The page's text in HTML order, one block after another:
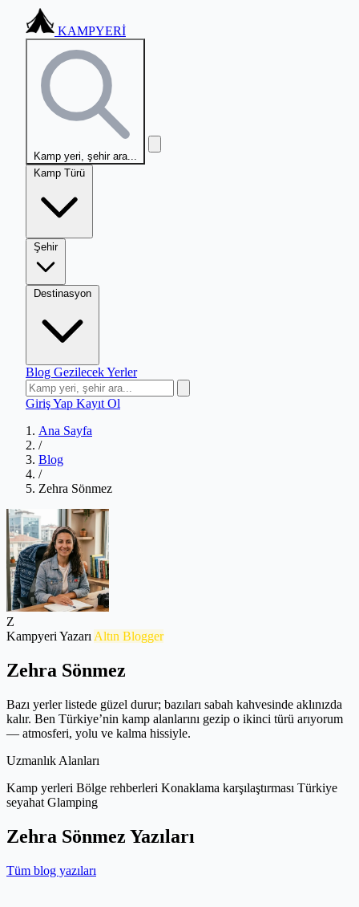
KAMPYERİ
Kamp yeri, şehir ara...
Kamp Türü
Şehir
Destinasyon
Blog Gezilecek Yerler
Giriş Yap Kayıt Ol
Ana Sayfa
/
Blog
/
Zehra Sönmez
Z
Kampyeri Yazarı Altın Blogger
Zehra Sönmez
Bazı yerler listede güzel durur; bazıları sabah kahvesinde aklınızda
kalır. Ben Türkiye’nin kamp alanlarını gezip o ikinci türü arıyorum
— atmosferi, yolu ve kalma hissiyle.
Uzmanlık Alanları
Kamp yerleri Bölge rehberleri Konaklama karşılaştırması Türkiye
seyahat Glamping
Zehra Sönmez Yazıları
Tüm blog yazıları